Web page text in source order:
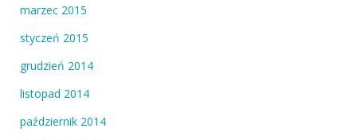
marzec 2015
styczeń 2015
grudzień 2014
listopad 2014
październik 2014